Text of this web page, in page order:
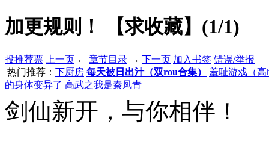
加更规则！ 【求收藏】(1/1)
投推荐票 上一页 ← 章节目录 → 下一页 加入书签 错误/举报
热门推荐： 下厨房 每天被日出汁（双rou合集）
羞耻游戏（高
的身体变异了 高武之我是秦凤青
剑仙新开，与你相伴！